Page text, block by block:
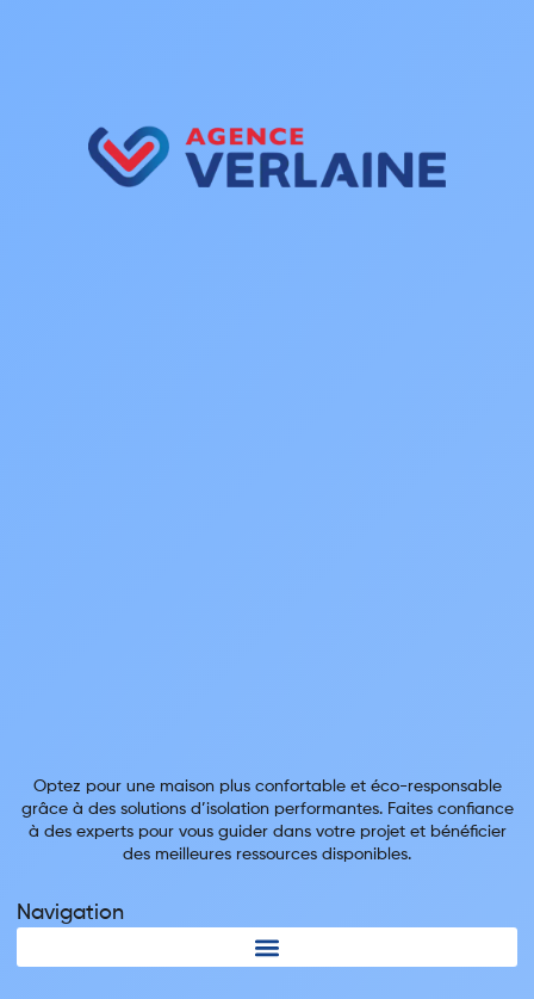
Optez pour une maison plus confortable et éco-responsable
grâce à des solutions d’isolation performantes. Faites confiance
à des experts pour vous guider dans votre projet et bénéficier
des meilleures ressources disponibles.
Navigation